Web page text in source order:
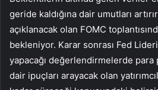
geride kaldığına dair umutları
açıklanacak olan FOMC
bekleniyor. Karar sonrası Fed
yapacağı değerlendirmelerde para
dair ipuçları arayacak olan